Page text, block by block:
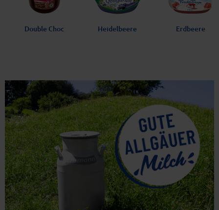
Double Choc Heidelbeere Erdbeere